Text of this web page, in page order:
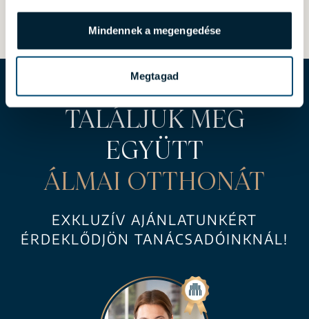
Mindennek a megengedése
Megtagad
TALÁLJUK MEG
EGYÜTT
ÁLMAI OTTHONÁT
EXKLUZÍV AJÁNLATUNKÉRT
ÉRDEKLŐDJÖN TANÁCSADÓINKNÁL!